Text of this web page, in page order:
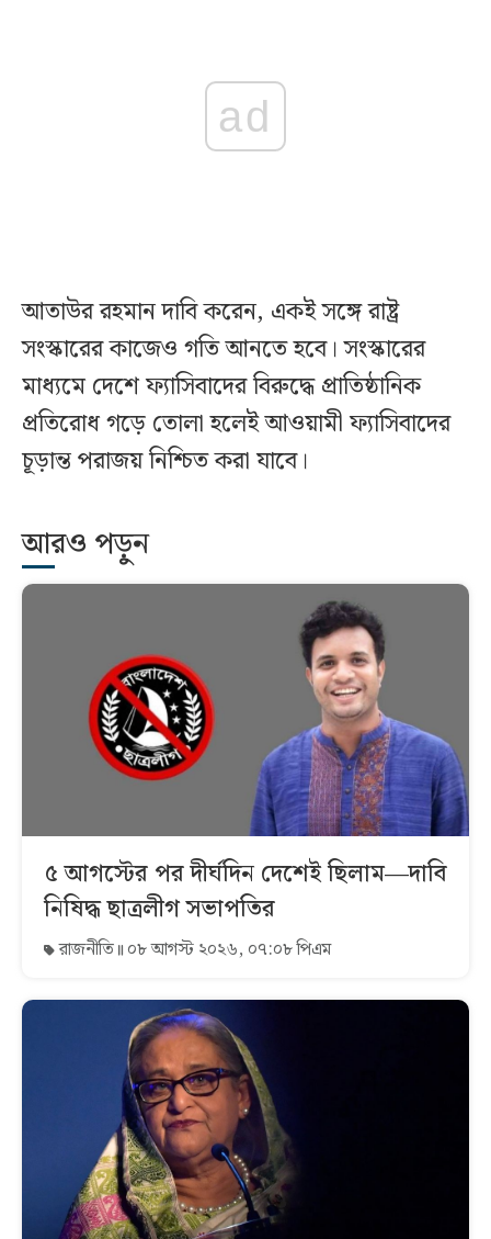
ad
আতাউর রহমান দাবি করেন, একই সঙ্গে রাষ্ট্র
সংস্কারের কাজেও গতি আনতে হবে। সংস্কারের
মাধ্যমে দেশে ফ্যাসিবাদের বিরুদ্ধে প্রাতিষ্ঠানিক
প্রতিরোধ গড়ে তোলা হলেই আওয়ামী ফ্যাসিবাদের
চূড়ান্ত পরাজয় নিশ্চিত করা যাবে।
আরও পড়ুন
৫ আগস্টের পর দীর্ঘদিন দেশেই ছিলাম—দাবি
নিষিদ্ধ ছাত্রলীগ সভাপতির
রাজনীতি ০৮ আগস্ট ২০২৬, ০৭:০৮ পিএম